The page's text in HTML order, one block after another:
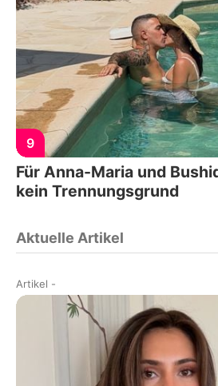
9
Für Anna-Maria und
kein Trennungsgrund
Aktuelle Artikel
Artikel -